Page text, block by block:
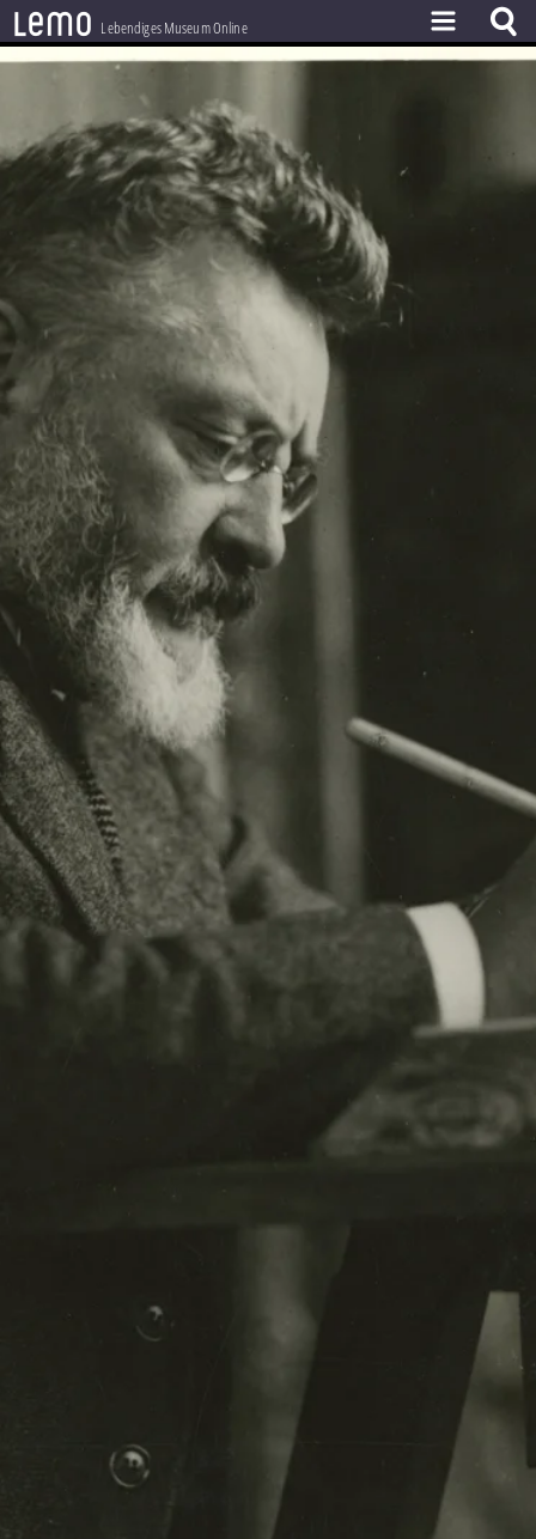
lemo Lebendiges Museum Online
ZEITSTRAHL
THEMEN
ZEITZEUGEN
BESTAND
LERNEN
PROJEKT